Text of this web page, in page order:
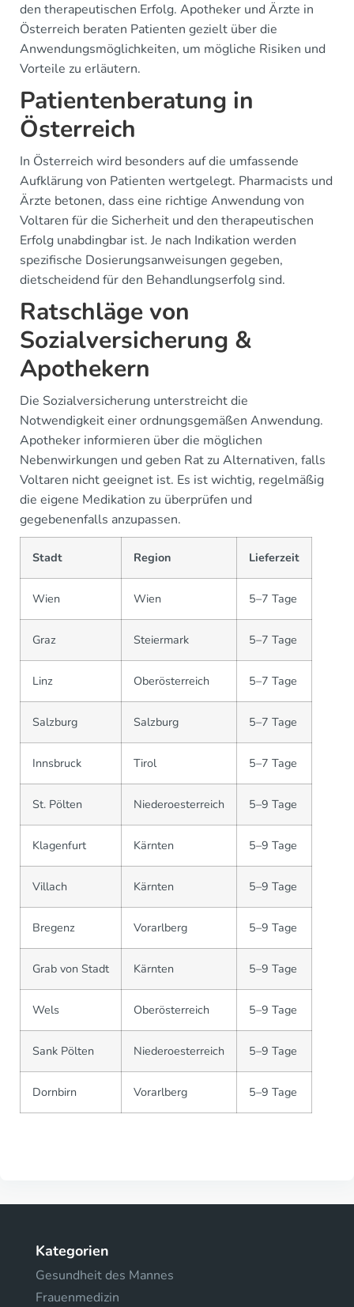
den therapeutischen Erfolg. Apotheker und Ärzte in
Österreich beraten Patienten gezielt über die
Anwendungsmöglichkeiten, um mögliche Risiken und
Vorteile zu erläutern.
Patientenberatung in
Österreich
In Österreich wird besonders auf die umfassende
Aufklärung von Patienten wertgelegt. Pharmacists und
Ärzte betonen, dass eine richtige Anwendung von
Voltaren für die Sicherheit und den therapeutischen
Erfolg unabdingbar ist. Je nach Indikation werden
spezifische Dosierungsanweisungen gegeben,
dietscheidend für den Behandlungserfolg sind.
Ratschläge von
Sozialversicherung &
Apothekern
Die Sozialversicherung unterstreicht die
Notwendigkeit einer ordnungsgemäßen Anwendung.
Apotheker informieren über die möglichen
Nebenwirkungen und geben Rat zu Alternativen, falls
Voltaren nicht geeignet ist. Es ist wichtig, regelmäßig
die eigene Medikation zu überprüfen und
gegebenenfalls anzupassen.
Stadt Region Lieferzeit
Wien Wien 5–7 Tage
Graz Steiermark 5–7 Tage
Linz Oberösterreich 5–7 Tage
Salzburg Salzburg 5–7 Tage
Innsbruck Tirol 5–7 Tage
St. Pölten Niederoesterreich 5–9 Tage
Klagenfurt Kärnten 5–9 Tage
Villach Kärnten 5–9 Tage
Bregenz Vorarlberg 5–9 Tage
Grab von Stadt Kärnten 5–9 Tage
Wels Oberösterreich 5–9 Tage
Sank Pölten Niederoesterreich 5–9 Tage
Dornbirn Vorarlberg 5–9 Tage
Kategorien
Gesundheit des Mannes
Frauenmedizin